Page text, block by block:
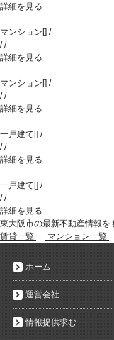
詳細を見る
マンション [] /
//
詳細を見る
マンション [] /
//
詳細を見る
一戸建て [] /
//
詳細を見る
一戸建て [] /
//
詳細を見る
東大阪市の最新不動産情報を
賃貸一覧
マンション一覧
ホーム
運営会社
情報提供求む